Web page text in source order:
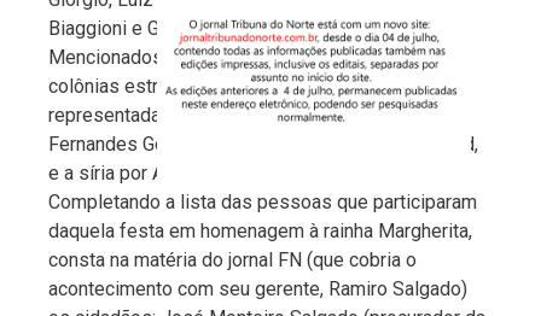
Biaggioni e Giuseppe Lapomo.
Mencionados também os representantes das
colônias estrangeiras, sendo a portuguesa
representada pelo tenente-coronel Antonio
Fernandes Gondiães; a francesa por Júlio Correard,
e a síria por Alexandre Muassab.
Completando a lista das pessoas que participaram
daquela festa em homenagem à rainha Margherita,
consta na matéria do jornal FN (que cobria o
acontecimento com seu gerente, Ramiro Salgado)